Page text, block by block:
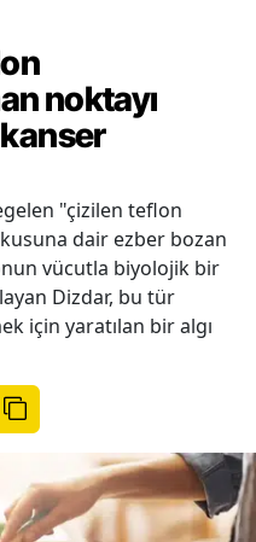
noktayı
"çizilen teflon
dair ezber bozan
vücutla biyolojik bir
Dizdar, bu tür
için yaratılan bir algı